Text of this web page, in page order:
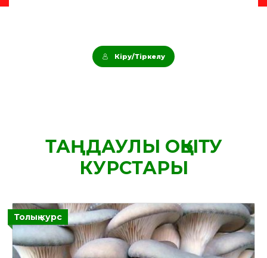
Кіру/Тіркелу
ТАҢДАУЛЫ ОҚЫТУ
КУРСТАРЫ
Толық курс